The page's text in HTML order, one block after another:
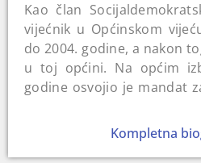
Kao član
vijećnik u Općinskom
do 2004. godine, a nakon
u toj općini. Na općim
godine osvojio je mandat
godine bio je direktor
Kompletna